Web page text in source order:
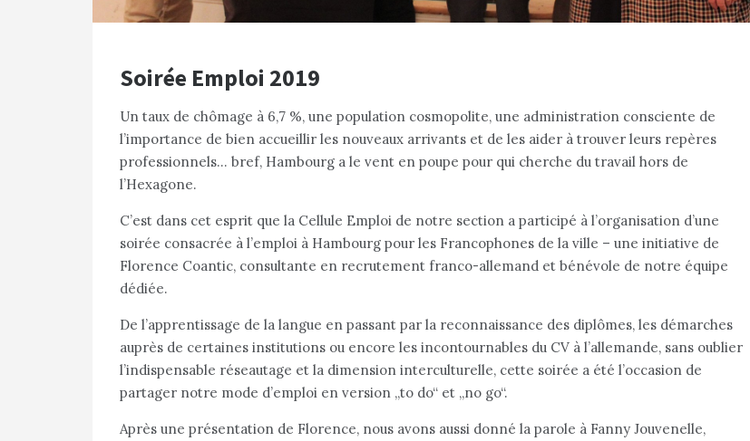
Soirée Emploi 2019
Un taux de chômage à 6,7 %, une population cosmopolite, une administration consciente de
l’importance de bien accueillir les nouveaux arrivants et de les aider à trouver leurs repères
professionnels… bref, Hambourg a le vent en poupe pour qui cherche du travail hors de
l’Hexagone.
C’est dans cet esprit que la Cellule Emploi de notre section a participé à l’organisation d’une
soirée consacrée à l’emploi à Hambourg pour les Francophones de la ville – une initiative de
Florence Coantic, consultante en recrutement franco-allemand et bénévole de notre équipe
dédiée.
De l’apprentissage de la langue en passant par la reconnaissance des diplômes, les démarches
auprès de certaines institutions ou encore les incontournables du CV à l’allemande, sans oublier
l’indispensable réseautage et la dimension interculturelle, cette soirée a été l’occasion de
partager notre mode d’emploi en version „to do“ et „no go“.
Après une présentation de Florence, nous avons aussi donné la parole à Fanny Jouvenelle,